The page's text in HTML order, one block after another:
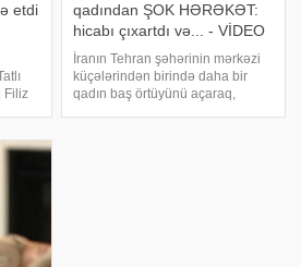
etdi
Filiz
qadından ŞOK HƏRƏKƏT:
hicabı çıxartdı və... - VİDEO
İranın Tehran şəhərinin mərkəzi
küçələrindən birində daha bir
qadın baş örtüyünü açaraq,